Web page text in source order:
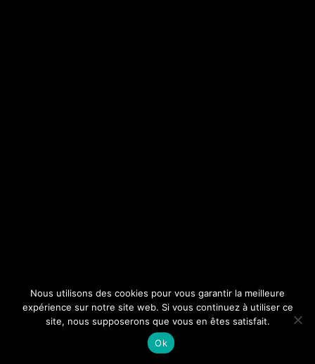
Nous utilisons des cookies pour vous garantir la meilleure
expérience sur notre site web. Si vous continuez à utiliser ce
site, nous supposerons que vous en êtes satisfait.
Ok